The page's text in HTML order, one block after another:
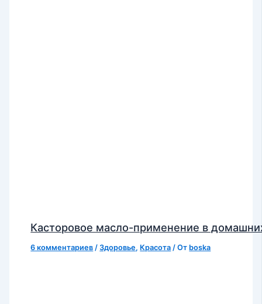
Касторовое масло-применение в
6 комментариев /Здоровье, Красота / От boska